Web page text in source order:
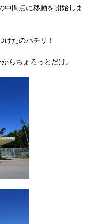
中間点に移動を開始しま
たのパチリ！
らちょろっとだけ。